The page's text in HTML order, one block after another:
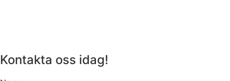
Kontakta oss idag!